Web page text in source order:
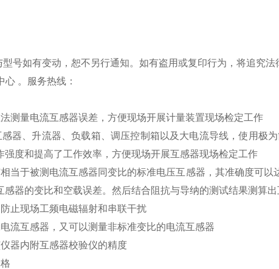
号如有变动，恕不另行通知。如有盗用或复印行为，将追究法
。服务热线：
测量电流互感器误差，方便现场开展计量装置现场检定工作
器、升流器、负载箱、调压控制箱以及大电流导线，使用极
度和提高了工作效率，方便现场开展互感器现场检定工作
当于被测电流互感器同变比的标准电压互感器，其准确度可以
器的变比和空载误差。然后结合阻抗与导纳的测试结果测算
止现场工频电磁辐射和串联干扰
流互感器，又可以测量非标准变比的电流互感器
器内附互感器校验仪的精度